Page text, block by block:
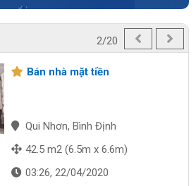
Bán nhà mặt tiền
Qui Nhơn, Bình Định
42.5 m2 (6.5m x 6.6m)
03:26, 22/04/2020
2/20